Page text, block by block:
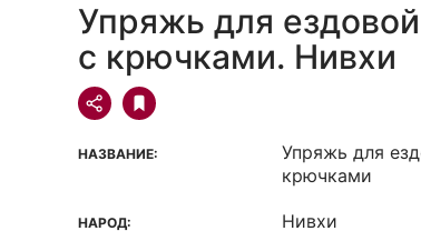
Упряжь для
с крючками. Нивхи
НАЗВАНИЕ:
Упряжь для
крючками
НАРОД: Нивхи